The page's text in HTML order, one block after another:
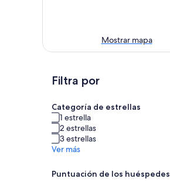
Mostrar mapa
Filtra por
Categoría de estrellas
1 estrella
2 estrellas
3 estrellas
Ver más
Puntuación de los huéspedes